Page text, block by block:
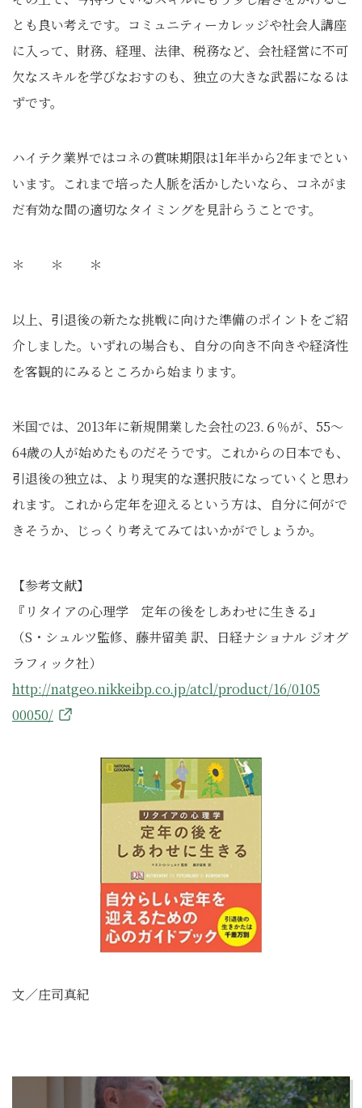
とも良い考えです。コミュニティーカレッジや社会人講座
に入って、財務、経理、法律、税務など、会社経営に不可
欠なスキルを学びなおすのも、独立の大きな武器になるは
ずです。
ハイテク業界ではコネの賞味期限は1年半から2年までとい
います。これまで培った人脈を活かしたいなら、コネがま
だ有効な間の適切なタイミングを見計らうことです。
＊ ＊ ＊
以上、引退後の新たな挑戦に向けた準備のポイントをご紹
介しました。いずれの場合も、自分の向き不向きや経済性
を客観的にみるところから始まります。
米国では、2013年に新規開業した会社の23.６％が、55〜
64歳の人が始めたものだそうです。これからの日本でも、
引退後の独立は、より現実的な選択肢になっていくと思わ
れます。これから定年を迎えるという方は、自分に何がで
きそうか、じっくり考えてみてはいかがでしょうか。
【参考文献】
『リタイアの心理学 定年の後をしあわせに生きる』
（S・シュルツ監修、藤井留美 訳、日経ナショナル ジオグ
ラフィック社）
http://natgeo.nikkeibp.co.jp/atcl/product/16/0105
00050/
文／庄司真紀